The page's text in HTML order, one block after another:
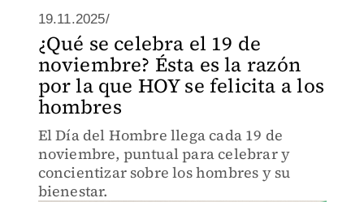
19.11.2025/
¿Qué se celebra el 19 de
noviembre? Ésta es la razón
por la que HOY se felicita a los
hombres
El Día del Hombre llega cada 19 de
noviembre, puntual para celebrar y
concientizar sobre los hombres y su
bienestar.